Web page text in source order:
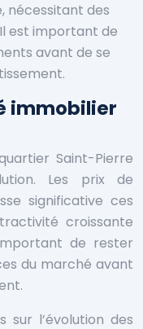
nécessitant des
est important de
avant de se
immobilier
Saint-Pierre
Les prix de
significative ces
croissante
de rester
du marché avant
sur l’évolution des